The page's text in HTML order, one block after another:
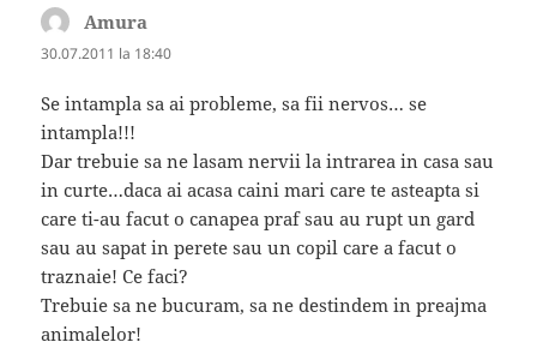
Amura
30.07.2011 la 18:40
Se intampla sa ai probleme, sa fii nervos… se
intampla!!!
Dar trebuie sa ne lasam nervii la intrarea in casa sau
in curte…daca ai acasa caini mari care te asteapta si
care ti-au facut o canapea praf sau au rupt un gard
sau au sapat in perete sau un copil care a facut o
traznaie! Ce faci?
Trebuie sa ne bucuram, sa ne destindem in preajma
animalelor!